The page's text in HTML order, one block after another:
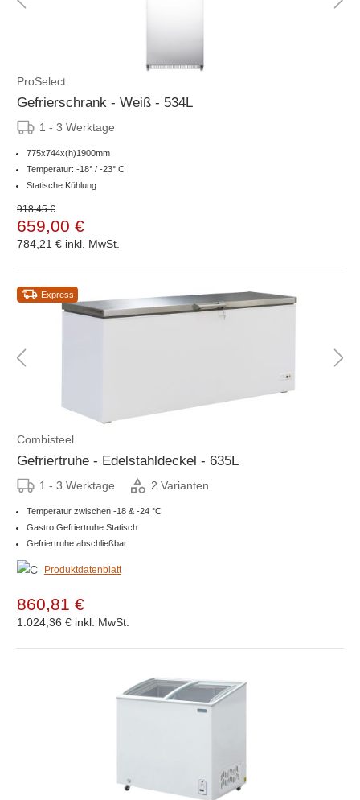
ProSelect
Gefrierschrank - Weiß - 534L
1 - 3 Werktage
775x744x(h)1900mm
Temperatur: -18° / -23° C
Statische Kühlung
918,45 €
659,00 €
784,21 € inkl. MwSt.
Express
Combisteel
Gefriertruhe - Edelstahldeckel - 635L
1 - 3 Werktage 2 Varianten
Temperatur zwischen -18 & -24 °C
Gastro Gefriertruhe Statisch
Gefriertruhe abschließbar
Produktdatenblatt
860,81 €
1.024,36 € inkl. MwSt.